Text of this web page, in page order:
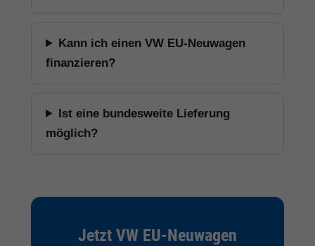
Kann ich einen VW EU-Neuwagen
finanzieren?
Ist eine bundesweite Lieferung
möglich?
Jetzt VW EU-Neuwagen